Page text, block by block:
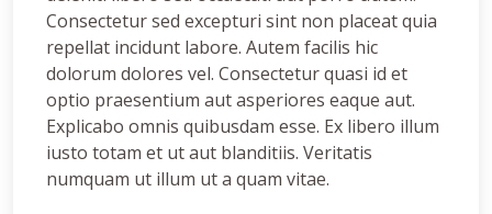
Consectetur sed excepturi sint non placeat quia
repellat incidunt labore. Autem facilis hic
dolorum dolores vel. Consectetur quasi id et
optio praesentium aut asperiores eaque aut.
Explicabo omnis quibusdam esse. Ex libero illum
iusto totam et ut aut blanditiis. Veritatis
numquam ut illum ut a quam vitae.